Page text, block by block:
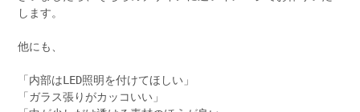
します。
他にも、
「内部はLED照明を付けてほしい」
「ガラス張りがカッコいい」